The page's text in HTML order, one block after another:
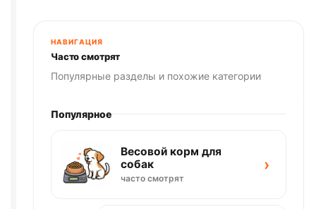
НАВИГАЦИЯ
Часто смотрят
Популярные разделы и похожие категории
Популярное
Весовой корм для
собак
часто смотрят
›